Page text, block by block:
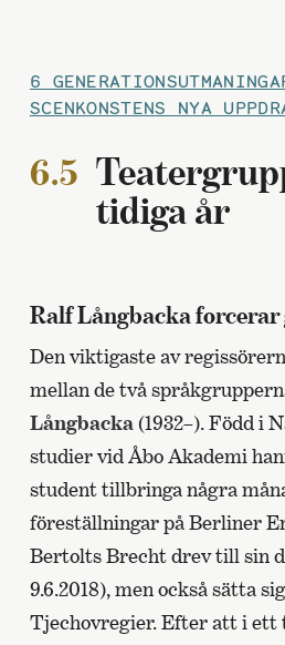
6
SCENKONSTENS NYA
6.5
tidiga år
Ralf Långbacka forcerar
Den viktigaste av
mellan de två
Långbacka (1932–). Född i
studier vid Åbo Akademi
student tillbringa några
föreställningar på Berliner
Bertolts Brecht drev till sin
9.6.2018), men också sätta
Tjechovregier. Efter att i ett